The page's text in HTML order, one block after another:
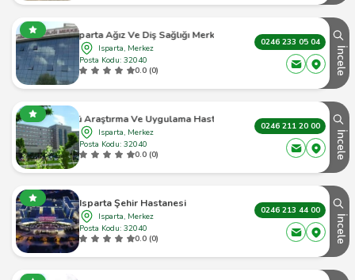
Isparta Ağız Ve Diş Sağlığı Merkezi
Isparta, Merkez
Posta Kodu: 32040
0.0 (0)
0246 233 05 04
İncele
Sdü Araştırma Ve Uygulama Hastanesi
Isparta, Merkez
Posta Kodu: 32040
0.0 (0)
0246 211 20 00
İncele
Isparta Şehir Hastanesi
Isparta, Merkez
Posta Kodu: 32040
0.0 (0)
0246 213 44 00
İncele